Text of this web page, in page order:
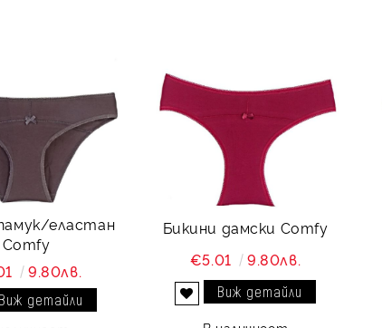
еластан
Comfy
9.80лв.
Виж детайли
Бикини дамски Comfy
€5.01
9.80лв.
Виж детайли